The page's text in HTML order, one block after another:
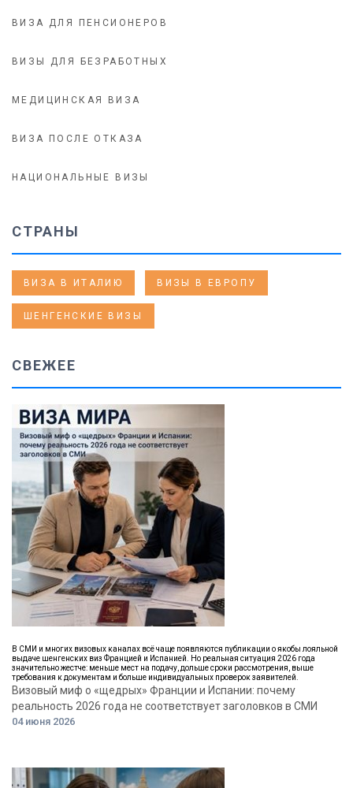
ВИЗА ДЛЯ ПЕНСИОНЕРОВ
ВИЗЫ ДЛЯ БЕЗРАБОТНЫХ
МЕДИЦИНСКАЯ ВИЗА
ВИЗА ПОСЛЕ ОТКАЗА
НАЦИОНАЛЬНЫЕ ВИЗЫ
СТРАНЫ
ВИЗА В ИТАЛИЮ ВИЗЫ В ЕВРОПУ
ШЕНГЕНСКИЕ ВИЗЫ
СВЕЖЕЕ
В СМИ и многих визовых каналах всё чаще появляются публикации о якобы лояльной
выдаче шенгенских виз Францией и Испанией. Но реальная ситуация 2026 года
значительно жестче: меньше мест на подачу, дольше сроки рассмотрения, выше
требования к документам и больше индивидуальных проверок заявителей.
Визовый миф о «щедрых» Франции и Испании: почему
реальность 2026 года не соответствует заголовков в СМИ
04 июня 2026